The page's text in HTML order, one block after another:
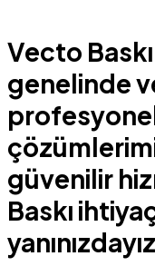
Vecto
genelinde
güvenilir
Baskı